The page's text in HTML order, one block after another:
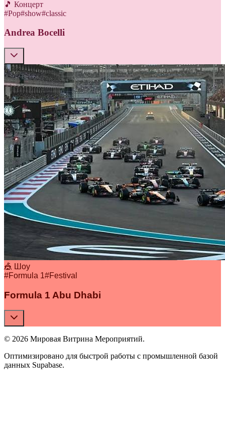
🎵 Концерт
#Pop#show#classic
Andrea Bocelli
🎪 Шоу
#Formula 1#Festival
Formula 1 Abu Dhabi
© 2026 Мировая Витрина Мероприятий.
Оптимизировано для быстрой работы с промышленной базой
данных Supabase.